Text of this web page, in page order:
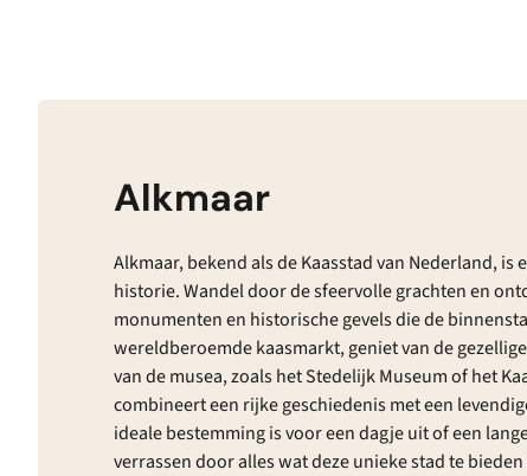
Alkmaar
Alkmaar, bekend als de Kaasstad van Nederland, is
historie. Wandel door de sfeervolle grachten en
monumenten en historische gevels die de
wereldberoemde kaasmarkt, geniet van de
van de musea, zoals het Stedelijk Museum of het
combineert een rijke geschiedenis met een
ideale bestemming is voor een dagje uit of een
verrassen door alles wat deze unieke stad te